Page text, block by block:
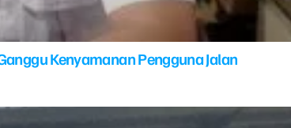
Kenyamanan Pengguna Jalan